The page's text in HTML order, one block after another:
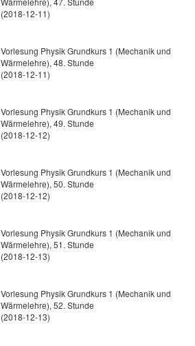
(2018-12-11)
Vorlesung Physik Grundkurs 1 (Mechanik und
Wärmelehre), 48. Stunde
(2018-12-11)
Vorlesung Physik Grundkurs 1 (Mechanik und
Wärmelehre), 49. Stunde
(2018-12-12)
Vorlesung Physik Grundkurs 1 (Mechanik und
Wärmelehre), 50. Stunde
(2018-12-12)
Vorlesung Physik Grundkurs 1 (Mechanik und
Wärmelehre), 51. Stunde
(2018-12-13)
Vorlesung Physik Grundkurs 1 (Mechanik und
Wärmelehre), 52. Stunde
(2018-12-13)